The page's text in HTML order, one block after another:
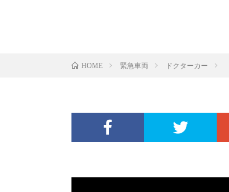
HOME 緊急車両 ドクターカー